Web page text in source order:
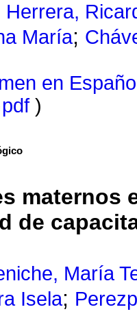
Herrera,
María;
en
pdf )
maternos
de
María
Isela;